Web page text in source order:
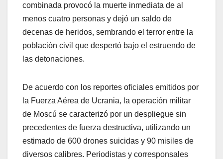
combinada provocó la muerte inmediata de al
menos cuatro personas y dejó un saldo de
decenas de heridos, sembrando el terror entre la
población civil que despertó bajo el estruendo de
las detonaciones.
​De acuerdo con los reportes oficiales emitidos por
la Fuerza Aérea de Ucrania, la operación militar
de Moscú se caracterizó por un despliegue sin
precedentes de fuerza destructiva, utilizando un
estimado de 600 drones suicidas y 90 misiles de
diversos calibres. Periodistas y corresponsales